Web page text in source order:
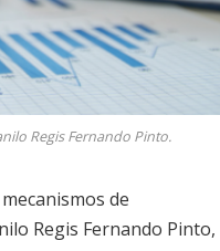
Regis Fernando Pinto.
de
Regis Fernando Pinto,